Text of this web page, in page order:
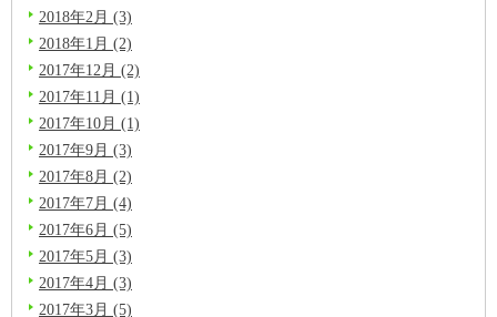
2018年2月 (3)
2018年1月 (2)
2017年12月 (2)
2017年11月 (1)
2017年10月 (1)
2017年9月 (3)
2017年8月 (2)
2017年7月 (4)
2017年6月 (5)
2017年5月 (3)
2017年4月 (3)
2017年3月 (5)